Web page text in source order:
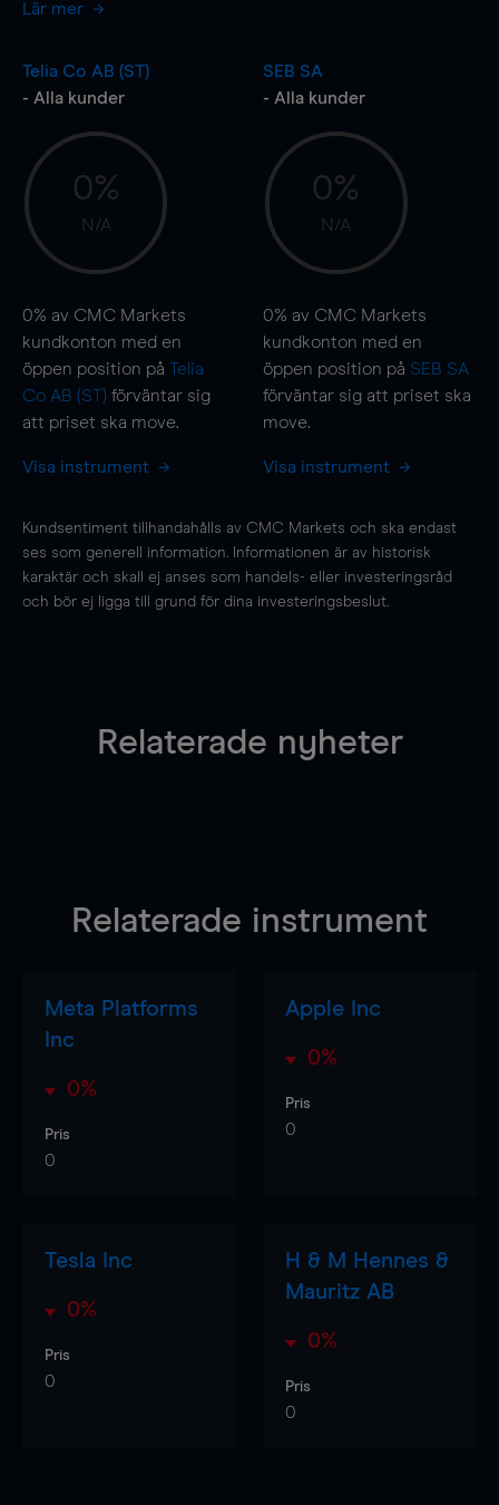
Lär mer
Telia Co AB (ST)
- Alla kunder
0%
N/A
0% av CMC Markets
kundkonton med en
öppen position på Telia
Co AB (ST) förväntar sig
att priset ska move.
Visa instrument
SEB SA
- Alla kunder
0%
N/A
0% av CMC Markets
kundkonton med en
öppen position på SEB SA
förväntar sig att priset ska
move.
Visa instrument
Kundsentiment tillhandahålls av CMC Markets och ska endast
ses som generell information. Informationen är av historisk
karaktär och skall ej anses som handels- eller investeringsråd
och bör ej ligga till grund för dina investeringsbeslut.
Relaterade nyheter
Relaterade instrument
Meta Platforms
Inc
0%
Pris
0
Apple Inc
0%
Pris
0
Tesla Inc
0%
Pris
0
H & M Hennes &
Mauritz AB
0%
Pris
0